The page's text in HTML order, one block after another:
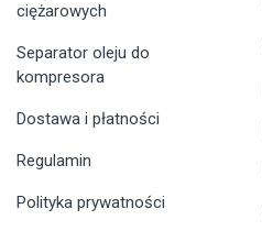
ciężarowych
Separator oleju do
kompresora
Dostawa i płatności
Regulamin
Polityka prywatności